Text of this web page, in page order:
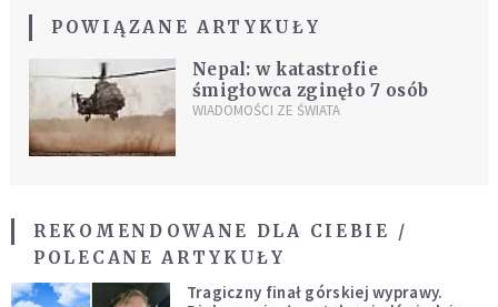
POWIĄZANE ARTYKUŁY
Nepal: w katastrofie
śmigłowca zginęło 7 osób
WIADOMOŚCI ZE ŚWIATA
REKOMENDOWANE DLA CIEBIE /
POLECANE ARTYKUŁY
Tragiczny finał górskiej wyprawy.